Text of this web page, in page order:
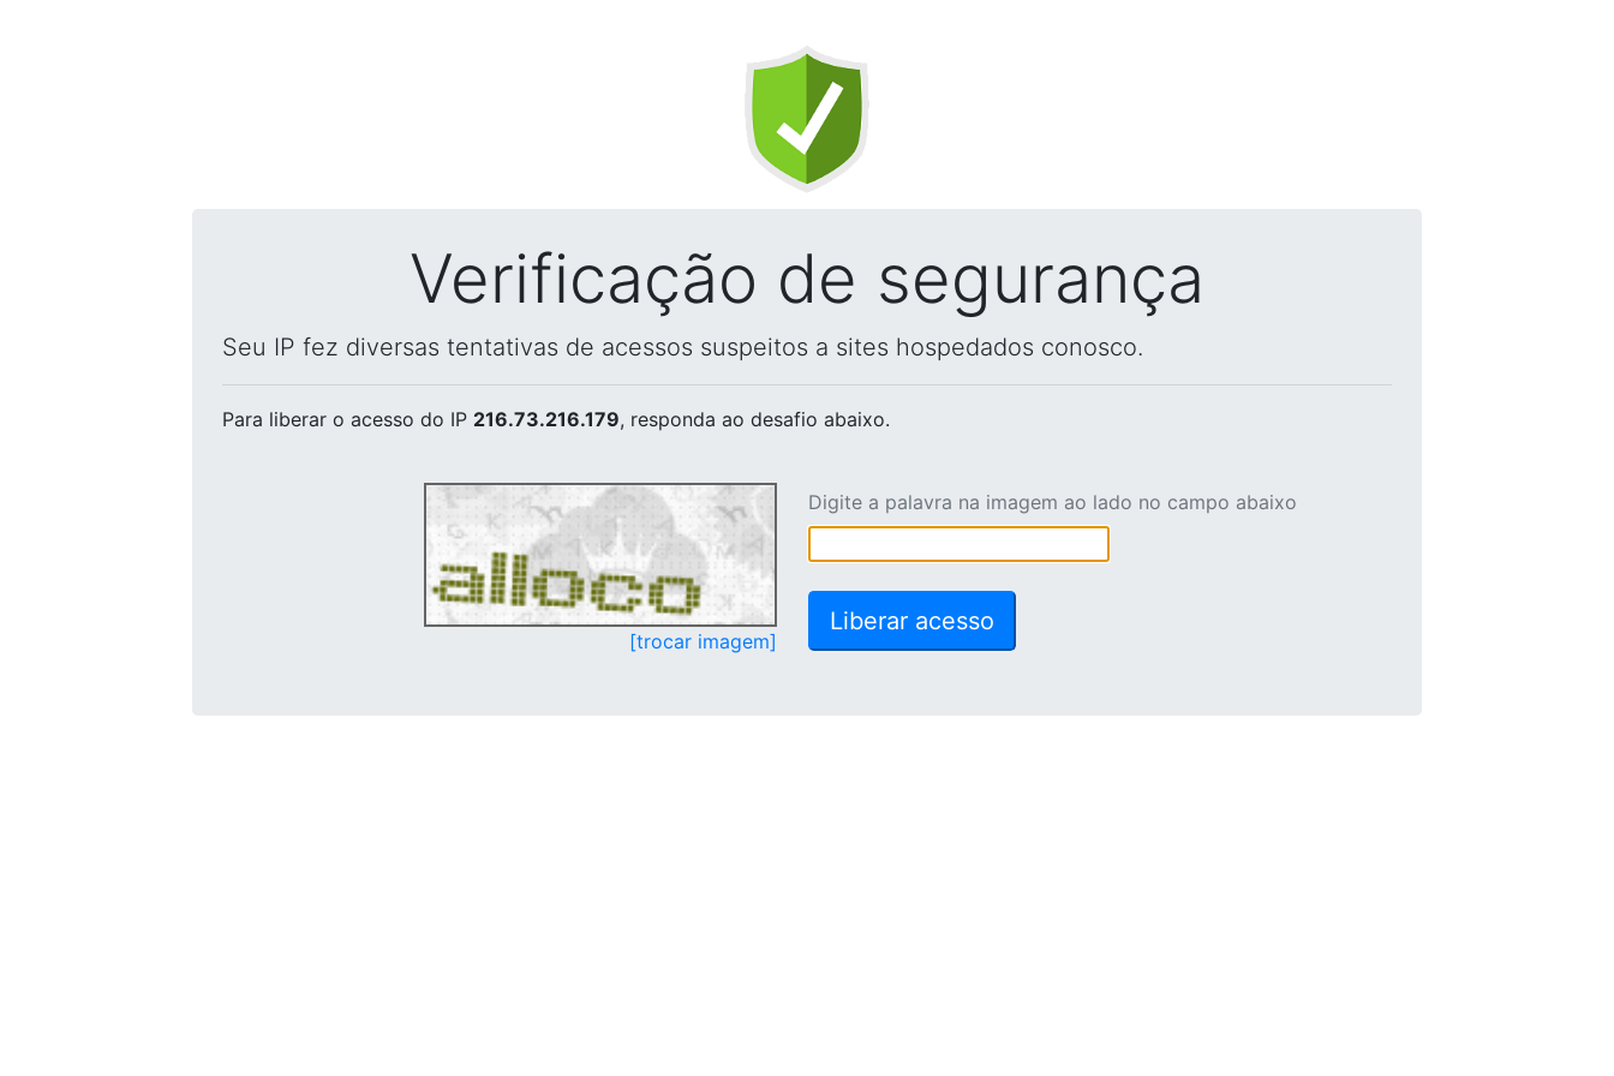
Verificação de segurança
Seu IP fez diversas tentativas de acessos suspeitos a sites hospedados conosco.
Para liberar o acesso do IP 216.73.216.179, responda ao desafio abaixo.
[trocar imagem]
Digite a palavra na imagem ao lado no campo abaixo